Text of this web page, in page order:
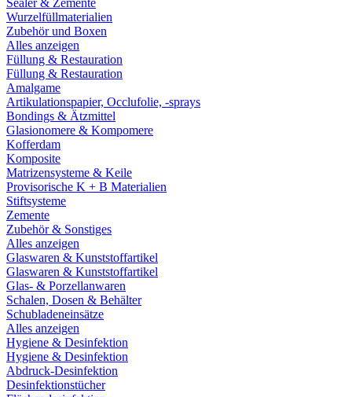
Sealer & Zemente
Wurzelfüllmaterialien
Zubehör und Boxen
Alles anzeigen
Füllung & Restauration
Füllung & Restauration
Amalgame
Artikulationspapier, Occlufolie, -sprays
Bondings & Ätzmittel
Glasionomere & Kompomere
Kofferdam
Komposite
Matrizensysteme & Keile
Provisorische K + B Materialien
Stiftsysteme
Zemente
Zubehör & Sonstiges
Alles anzeigen
Glaswaren & Kunststoffartikel
Glaswaren & Kunststoffartikel
Glas- & Porzellanwaren
Schalen, Dosen & Behälter
Schubladeneinsätze
Alles anzeigen
Hygiene & Desinfektion
Hygiene & Desinfektion
Abdruck-Desinfektion
Desinfektionstücher